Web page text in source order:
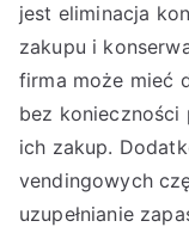
jest eliminacja
zakupu i
firma może mieć
bez konieczności
ich zakup.
vendingowych
uzupełnianie